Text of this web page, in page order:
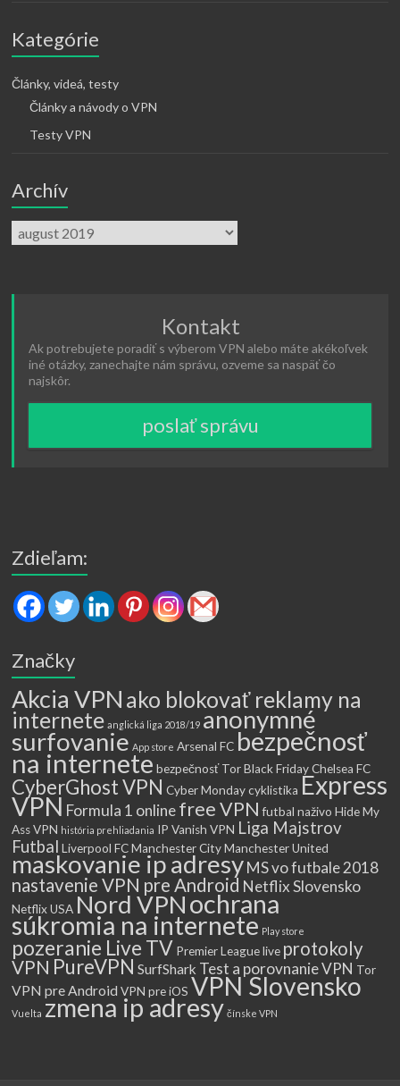
Kategórie
Články, videá, testy
Články a návody o VPN
Testy VPN
Archív
Kontakt
Ak potrebujete poradiť s výberom VPN alebo máte akékoľvek
iné otázky, zanechajte nám správu, ozveme sa naspäť čo
najskôr.
poslať správu
Zdieľam:
Značky
Akcia VPN ako blokovať reklamy na
internete anglická liga 2018/19 anonymné
surfovanie App store Arsenal FC bezpečnosť
na internete bezpečnosť Tor Black Friday Chelsea FC
CyberGhost VPN Cyber Monday cyklistika Express
VPN Formula 1 onlinefree VPN futbal naživo Hide My
Ass VPN história prehliadania IP Vanish VPN Liga Majstrov
Futbal Liverpool FC Manchester City Manchester United
maskovanie ip adresyMS vo futbale 2018
nastavenie VPN pre Android Netflix Slovensko
Netflix USA Nord VPNochrana
súkromia na internete Play store
pozeranie Live TV Premier League live protokoly
VPN PureVPN SurfShark Test a porovnanie VPN Tor
VPN pre Android VPN pre iOS VPN Slovensko
Vuelta zmena ip adresy čínske VPN